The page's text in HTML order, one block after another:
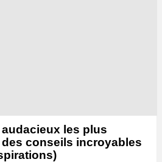
les plus
conseils incroyables